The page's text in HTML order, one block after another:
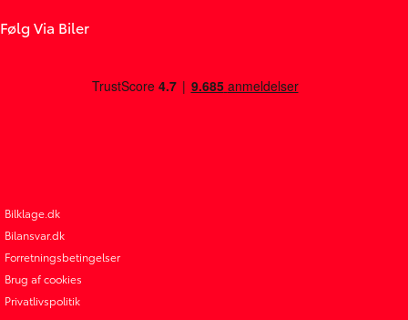
Følg Via Biler
Bilklage.dk
Bilansvar.dk
Forretningsbetingelser
Brug af cookies
Privatlivspolitik